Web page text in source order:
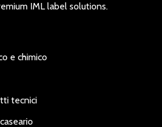
IML label solutions.
e chimico
tecnici